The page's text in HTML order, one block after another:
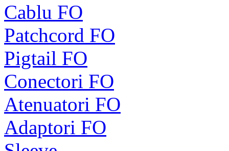
Cablu FO
Patchcord FO
Pigtail FO
Conectori FO
Atenuatori FO
Adaptori FO